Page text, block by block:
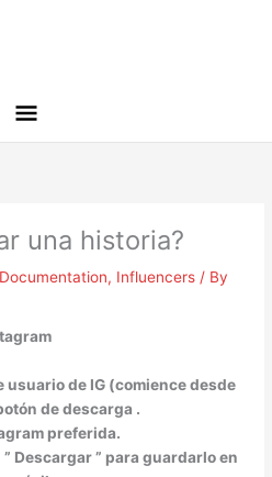
una historia?
, Influencers / By
usuario de IG (comience desde
dedescarga .
preferida.
Descargar” para guardarlo en